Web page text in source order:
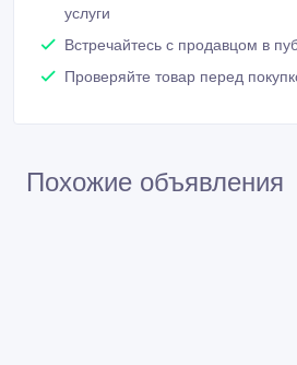
услуги
Встречайтесь с продавцом в
Проверяйте товар перед
Похожие объявления